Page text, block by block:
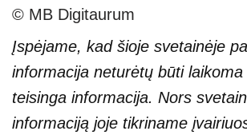
© MB Digitaurum
Įspėjame, kad šioje svetainėje
informacija neturėtų būti laikoma
teisinga informacija. Nors
informaciją joje tikriname